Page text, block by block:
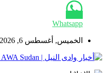
Whatsapp
الخميس, أغسطس 6, 2026